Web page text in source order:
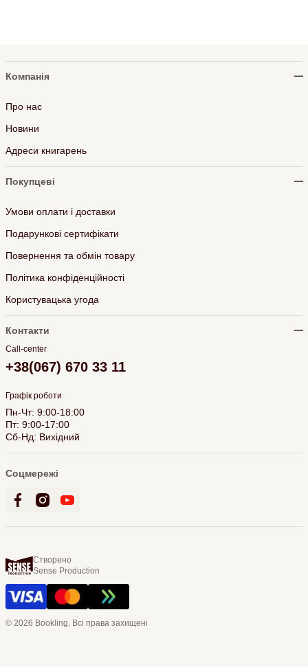
Компанія
Про нас
Новини
Адреси книгарень
Покупцеві
Умови оплати і доставки
Подарункові сертифікати
Повернення та обмін товару
Політика конфіденційності
Користувацька угода
Контакти
Call-center
+38(067) 670 33 11
Графік роботи
Пн-Чт: 9:00-18:00
Пт: 9:00-17:00
Сб-Нд: Вихідний
Соцмережі
Створено
Sense Production
© 2026 Bookling. Всі права захищені